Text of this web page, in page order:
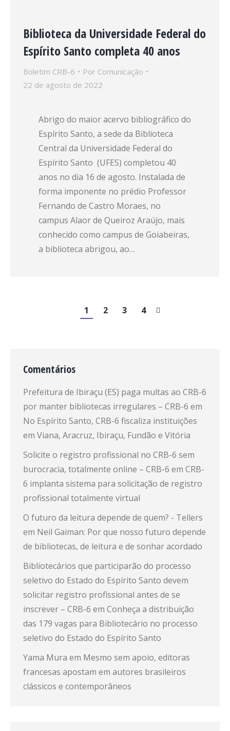
Biblioteca da Universidade Federal do
Espírito Santo completa 40 anos
Boletim CRB-6 Por Comunicação
22 de agosto de 2022
Abrigo do maior acervo bibliográfico do
Espírito Santo, a sede da Biblioteca
Central da Universidade Federal do
Espírito Santo (UFES) completou 40
anos no dia 16 de agosto. Instalada de
forma imponente no prédio Professor
Fernando de Castro Moraes, no
campus Alaor de Queiroz Araújo, mais
conhecido como campus de Goiabeiras,
a biblioteca abrigou, ao…
1 2 3 4
Comentários
Prefeitura de Ibiraçu (ES) paga multas ao CRB-6
por manter bibliotecas irregulares – CRB-6 em
No Espírito Santo, CRB-6 fiscaliza instituições
em Viana, Aracruz, Ibiraçu, Fundão e Vitória
Solicite o registro profissional no CRB-6 sem
burocracia, totalmente online – CRB-6 em CRB-
6 implanta sistema para solicitação de registro
profissional totalmente virtual
O futuro da leitura depende de quem? - Tellers
em Neil Gaiman: Por que nosso futuro depende
de bibliotecas, de leitura e de sonhar acordado
Bibliotecários que participarão do processo
seletivo do Estado do Espírito Santo devem
solicitar registro profissional antes de se
inscrever – CRB-6 em Conheça a distribuição
das 179 vagas para Bibliotecário no processo
seletivo do Estado do Espírito Santo
Yama Mura em Mesmo sem apoio, editoras
francesas apostam em autores brasileiros
clássicos e contemporâneos